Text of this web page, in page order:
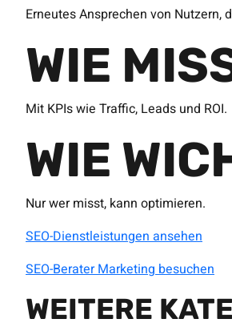
Erneutes Ansprechen von Nutzern,
WIE
Mit KPIs wie Traffic, Leads und ROI.
WIE
Nur wer misst, kann optimieren.
SEO-Dienstleistungen ansehen
SEO-Berater Marketing besuchen
WEITERE